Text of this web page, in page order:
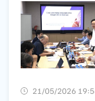
21/05/2026